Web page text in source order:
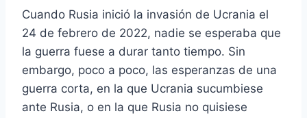
Cuando Rusia inició la invasión de Ucrania el
24 de febrero de 2022, nadie se esperaba que
la guerra fuese a durar tanto tiempo. Sin
embargo, poco a poco, las esperanzas de una
guerra corta, en la que Ucrania sucumbiese
ante Rusia, o en la que Rusia no quisiese